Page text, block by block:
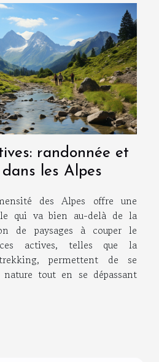
randonnée et
les Alpes
des Alpes offre une
qui va bien au-delà de la
de paysages à couper le
actives, telles que la
permettent de se
tout en se dépassant